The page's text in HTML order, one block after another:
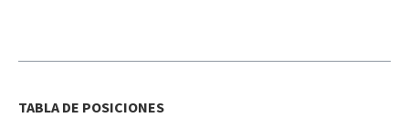
TABLA DE POSICIONES